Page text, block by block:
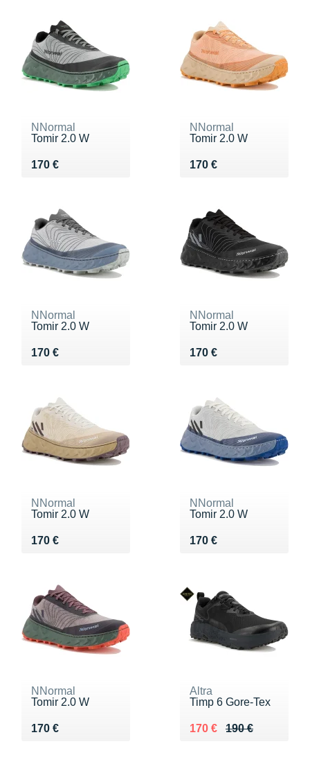
NNormal
Tomir 2.0 W
170 €
Vendu 170 €
NNormal
Tomir 2.0 W
170 €
Vendu 170 €
NNormal
Tomir 2.0 W
170 €
Vendu 170 €
NNormal
Tomir 2.0 W
170 €
Vendu 170 €
NNormal
Tomir 2.0 W
170 €
Vendu 170 €
NNormal
Tomir 2.0 W
170 €
Vendu 170 €
NNormal
Tomir 2.0 W
170 €
Vendu 170 €
Altra
Timp 6 Gore-Tex
190 €
Au lieu de 190 €
170 €
Vendu 170 €